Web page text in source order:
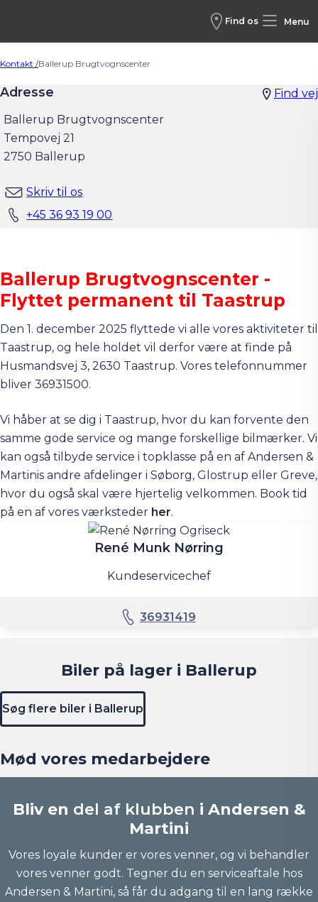
Find os Menu
Kontakt /Ballerup Brugtvognscenter
Ballerup Brugtvognscenter -
Flyttet permanent til Taastrup
Den 1. december 2025 flyttede vi alle vores aktiviteter til
Taastrup, og hele holdet vil derfor være at finde på
Husmandsvej 3, 2630 Taastrup. Vores telefonnummer
bliver 36931500.
Vi håber at se dig i Taastrup, hvor du kan forvente den
samme gode service og mange forskellige bilmærker. Vi
kan også tilbyde service i topklasse på en af Andersen &
Martinis andre afdelinger i Søborg, Glostrup eller Greve,
hvor du også skal være hjertelig velkommen. Book tid
på en af vores værksteder her.
René Munk Nørring
Kundeservicechef
36931419
Adresse
Find vej
Ballerup Brugtvognscenter
Tempovej 21
2750 Ballerup
Skriv til os
+45 36 93 19 00
Biler på lager i Ballerup
Søg flere biler i Ballerup
Mød vores medarbejdere
Bliv en del af klubben i Andersen &
Martini
Vores loyale kunder er vores venner, og vi behandler
vores venner godt. Tegner du en serviceaftale hos
Andersen & Martini, så får du adgang til en lang række